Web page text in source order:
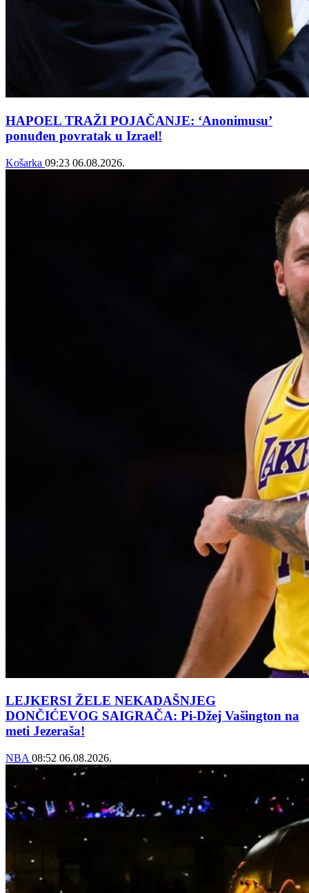
HAPOEL TRAŽI POJAČANJE: ‘Anonimusu’
ponuđen povratak u Izrael!
Košarka 09:23 06.08.2026.
LEJKERSI ŽELE NEKADAŠNJEG
DONČIĆEVOG SAIGRAČA: Pi-Džej Vašington na
meti Jezeraša!
NBA 08:52 06.08.2026.